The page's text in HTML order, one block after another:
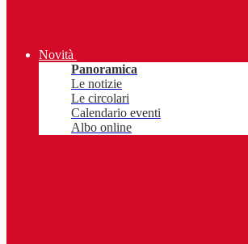
Novità
Panoramica
Le notizie
Le circolari
Calendario eventi
Albo online